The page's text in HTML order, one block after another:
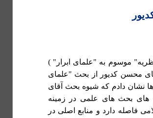
موسوم به "علمای ابرار" )
محسن کديور از بحث "علمای
نشان دادم که شيوه بحث آقای
بحث های علمی در زمينه
فاصله دارد و منابع اصلی در